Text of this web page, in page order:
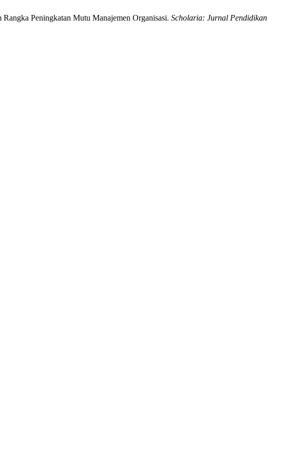
Peningkatan Mutu Manajemen Organisasi. Scholaria: Jurnal Pendidikan